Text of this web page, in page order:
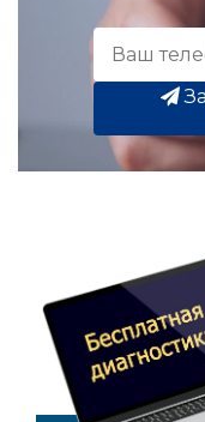
Заказать ремонт со